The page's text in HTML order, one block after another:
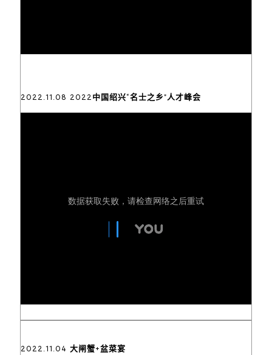
2022.11.08 2022中国绍兴“名士之乡”人才峰会
2022.11.04 大闸蟹+盆菜宴